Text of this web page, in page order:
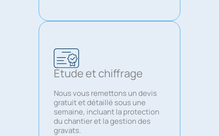
Étude et chiffrage
Nous vous remettons un devis
gratuit et détaillé sous une
semaine, incluant la protection
du chantier et la gestion des
gravats.